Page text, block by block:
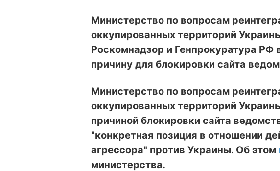
Министерство по вопросам
оккупированных территорий
Роскомнадзор и Генпрокуратура РФ
причину для блокировки сайта
Министерство по вопросам
оккупированных территорий
причиной блокировки сайта
"конкретная позиция в отношении
агрессора" против Украины. Об этом
министерства.